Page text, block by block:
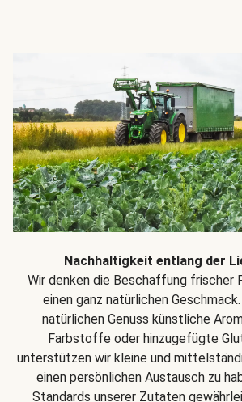
Nachhaltigkeit entlang der
Wir denken die Beschaffung frischer
einen ganz natürlichen
natürlichen Genuss künstliche
Farbstoffe oder hinzugefügte
unterstützen wir kleine und
einen persönlichen Austausch zu
Standards unserer Zutaten